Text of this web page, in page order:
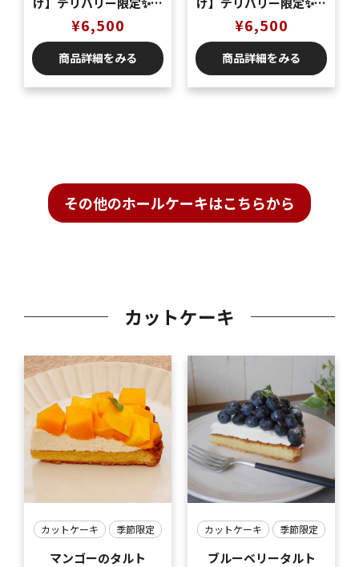
の味覚🍑桃のショート
ケーキ5号（5〜6名様
分）
¥6,500
商品詳細をみる
の味覚🍑桃のショート
ケーキ5号（5〜6名様
分）
¥6,500
商品詳細をみる
その他のホールケーキはこちらから
カットケーキ
カットケーキ 季節限定
マンゴーのタルト
カットケーキ 季節限定
ブルーベリータルト